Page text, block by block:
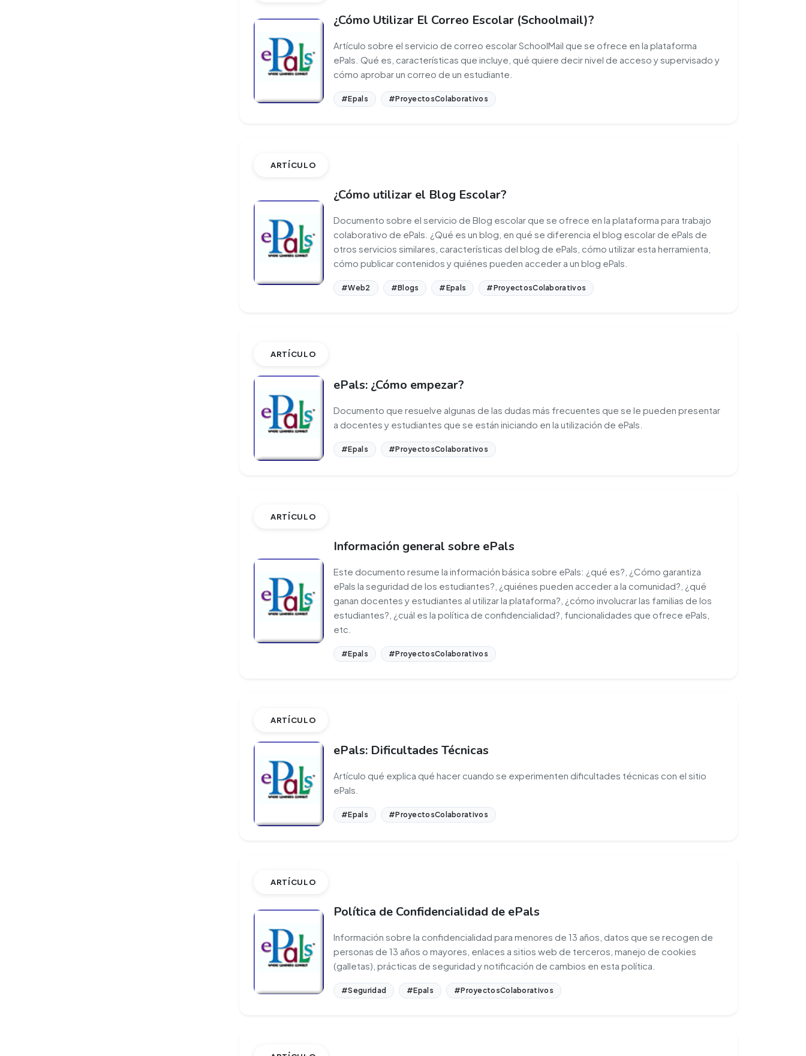
¿Cómo Utilizar El Correo Escolar (Schoolmail)?
Artículo sobre el servicio de correo escolar SchoolMail que se ofrece en la plataforma
ePals. Qué es, características que incluye, qué quiere decir nivel de acceso y supervisado y
cómo aprobar un correo de un estudiante.
#Epals #ProyectosColaborativos
ARTÍCULO
¿Cómo utilizar el Blog Escolar?
Documento sobre el servicio de Blog escolar que se ofrece en la plataforma para trabajo
colaborativo de ePals. ¿Qué es un blog, en qué se diferencia el blog escolar de ePals de
otros servicios similares, características del blog de ePals, cómo utilizar esta herramienta,
cómo publicar contenidos y quiénes pueden acceder a un blog ePals.
#Web2 #Blogs #Epals #ProyectosColaborativos
ARTÍCULO
ePals: ¿Cómo empezar?
Documento que resuelve algunas de las dudas más frecuentes que se le pueden presentar
a docentes y estudiantes que se están iniciando en la utilización de ePals.
#Epals #ProyectosColaborativos
ARTÍCULO
Información general sobre ePals
Este documento resume la información básica sobre ePals: ¿qué es?, ¿Cómo garantiza
ePals la seguridad de los estudiantes?, ¿quiénes pueden acceder a la comunidad?, ¿qué
ganan docentes y estudiantes al utilizar la plataforma?, ¿cómo involucrar las familias de los
estudiantes?, ¿cuál es la política de confidencialidad?, funcionalidades que ofrece ePals,
etc.
#Epals #ProyectosColaborativos
ARTÍCULO
ePals: Dificultades Técnicas
Artículo qué explica qué hacer cuando se experimenten dificultades técnicas con el sitio
ePals.
#Epals #ProyectosColaborativos
ARTÍCULO
Política de Confidencialidad de ePals
Información sobre la confidencialidad para menores de 13 años, datos que se recogen de
personas de 13 años o mayores, enlaces a sitios web de terceros, manejo de cookies
(galletas), prácticas de seguridad y notificación de cambios en esta política.
#Seguridad #Epals #ProyectosColaborativos